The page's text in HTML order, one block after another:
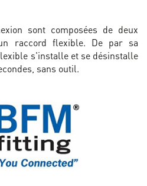
sont composées de deux
raccord flexible. De par sa
s'installe et se désinstalle
sans outil.